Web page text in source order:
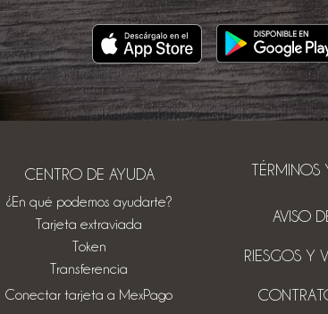
CENTRO DE AYUDA
¿En qué podemos ayudarte?
Tarjeta extraviada
Token
Transferencia
Conectar tarjeta a MexPago
TÉRMINOS
AVISO
RIESGOS Y